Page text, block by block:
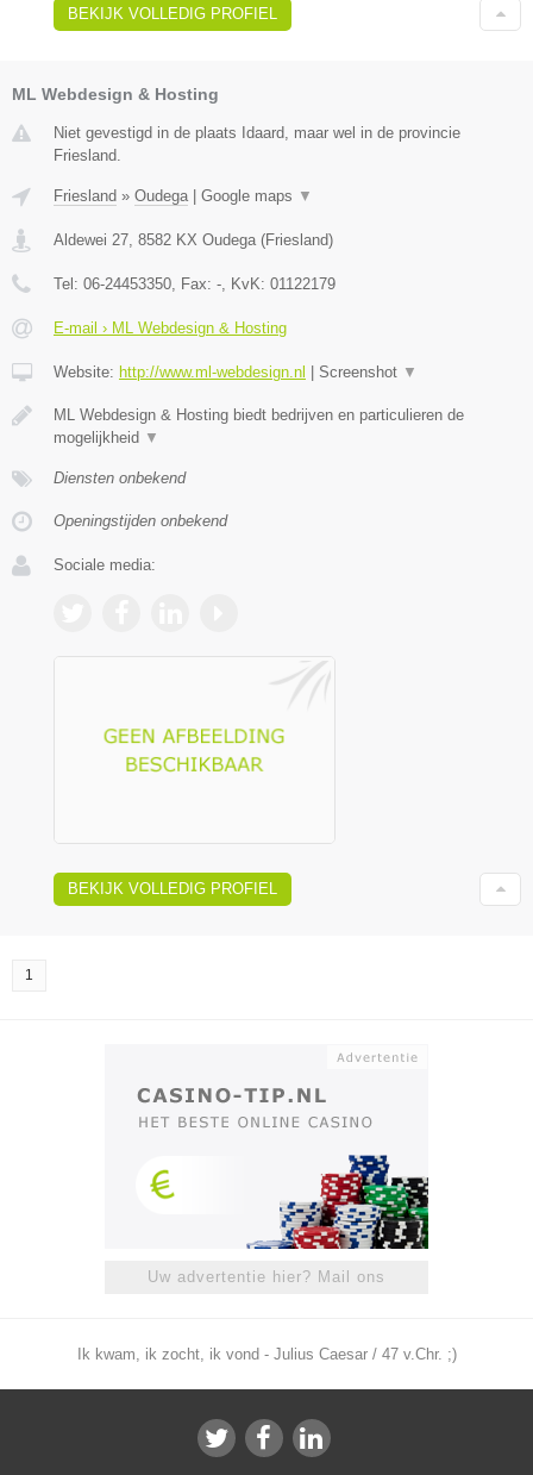
BEKIJK VOLLEDIG PROFIEL
ML Webdesign & Hosting
Niet gevestigd in de plaats Idaard, maar wel in de provincie
Friesland.
Friesland » Oudega | Google maps ▼
Aldewei 27 8582 KX Oudega (Friesland)
Tel: 06-24453350 , Fax: - , KvK: 01122179
E-mail › ML Webdesign & Hosting
Website: http://www.ml-webdesign.nl | Screenshot ▼
ML Webdesign & Hosting biedt bedrijven en particulieren de
mogelijkheid ▼
Diensten onbekend
Openingstijden onbekend
Sociale media:
BEKIJK VOLLEDIG PROFIEL
1
Uw advertentie hier? Mail ons
Ik kwam, ik zocht, ik vond - Julius Caesar / 47 v.Chr. ;)